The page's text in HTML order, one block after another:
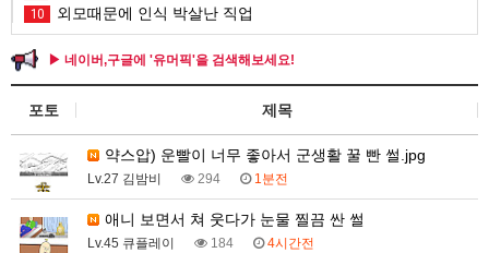
10 외모때문에 인식 박살난 직업
▶ 네이버,구글에 '유머픽'을 검색해보세요!
포토 제목
약스압) 운빨이 너무 좋아서 군생활 꿀 빤 썰.jpg
Lv.27 김밤비 294 1분전
애니 보면서 쳐 웃다가 눈물 찔끔 싼 썰
Lv.45 큐플레이 184 4시간전